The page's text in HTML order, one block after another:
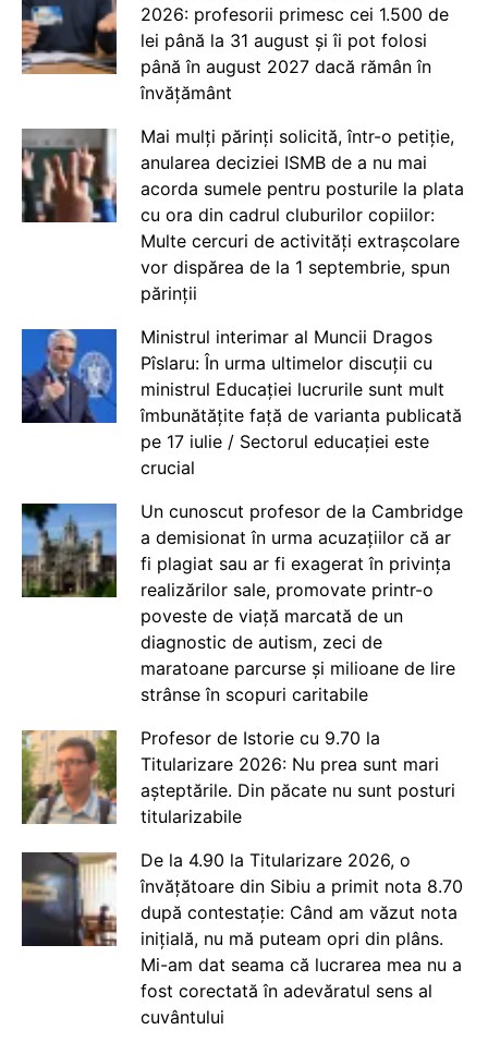
2026: profesorii primesc cei 1.500 de
lei până la 31 august și îi pot folosi
până în august 2027 dacă rămân în
învățământ
Mai mulți părinți solicită, într-o petiție,
anularea deciziei ISMB de a nu mai
acorda sumele pentru posturile la plata
cu ora din cadrul cluburilor copiilor:
Multe cercuri de activități extrașcolare
vor dispărea de la 1 septembrie, spun
părinții
Ministrul interimar al Muncii Dragos
Pîslaru: În urma ultimelor discuții cu
ministrul Educației lucrurile sunt mult
îmbunătățite față de varianta publicată
pe 17 iulie / Sectorul educației este
crucial
Un cunoscut profesor de la Cambridge
a demisionat în urma acuzațiilor că ar
fi plagiat sau ar fi exagerat în privința
realizărilor sale, promovate printr-o
poveste de viață marcată de un
diagnostic de autism, zeci de
maratoane parcurse și milioane de lire
strânse în scopuri caritabile
Profesor de Istorie cu 9.70 la
Titularizare 2026: Nu prea sunt mari
așteptările. Din păcate nu sunt posturi
titularizabile
De la 4.90 la Titularizare 2026, o
învățătoare din Sibiu a primit nota 8.70
după contestație: Când am văzut nota
inițială, nu mă puteam opri din plâns.
Mi-am dat seama că lucrarea mea nu a
fost corectată în adevăratul sens al
cuvântului